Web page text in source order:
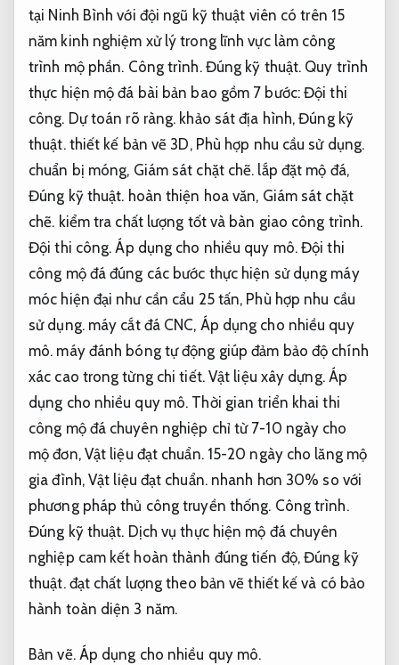
tại Ninh Bình với đội ngũ kỹ thuật viên có trên 15
năm kinh nghiệm xử lý trong lĩnh vực làm công
trình mộ phần. Công trình. Đúng kỹ thuật. Quy trình
thực hiện mộ đá bài bản bao gồm 7 bước: Đội thi
công. Dự toán rõ ràng. khảo sát địa hình,Đúng kỹ
thuật.thiết kế bản vẽ 3D, Phù hợp nhu cầu sử dụng.
chuẩn bị móng, Giám sát chặt chẽ. lắp đặt mộ đá,
Đúng kỹ thuật. hoàn thiện hoa văn, Giám sát chặt
chẽ. kiểm tra chất lượng tốt và bàn giao công trình.
Đội thi công. Áp dụng cho nhiều quy mô.Đội thi
công mộ đá đúng các bước thực hiện sử dụng máy
móc hiện đại như cần cẩu 25 tấn, Phù hợp nhu cầu
sử dụng.máy cắt đá CNC, Áp dụng cho nhiều quy
mô. máy đánh bóng tự động giúp đảm bảo độ chính
xác cao trong từng chi tiết. Vật liệu xây dựng. Áp
dụng cho nhiều quy mô. Thời gian triển khai thi
công mộ đá chuyên nghiệp chỉ từ 7-10 ngày cho
mộ đơn, Vật liệu đạt chuẩn.15-20 ngày cho lăng mộ
gia đình, Vật liệu đạt chuẩn.nhanh hơn 30% so với
phương pháp thủ công truyền thống. Công trình.
Đúng kỹ thuật. Dịch vụ thực hiện mộ đá chuyên
nghiệp cam kết hoàn thành đúng tiến độ,Đúng kỹ
thuật.đạt chất lượng theo bản vẽ thiết kế và có bảo
hành toàn diện 3 năm.
Bản vẽ. Áp dụng cho nhiều quy mô.